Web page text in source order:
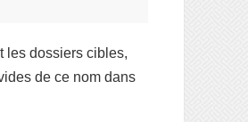
les dossiers cibles,
de ce nom dans